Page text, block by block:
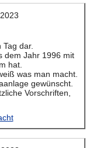
dar.
dem Jahr 1996 mit
hat.
was man macht.
gewünscht.
Vorschriften,